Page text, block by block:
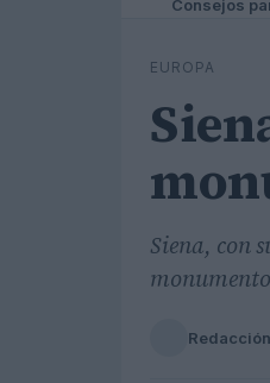
Consejos
EUROPA
Siena, con